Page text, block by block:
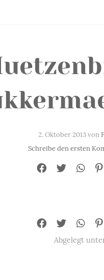
2. Oktober 2013 von
Schreibe den ersten
Abgelegt